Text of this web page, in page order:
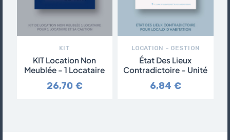
KIT
KIT Location Non
Meublée - 1 Locataire
26,70 €
LOCATION – GESTION
État Des Lieux
Contradictoire - Unité
6,84 €